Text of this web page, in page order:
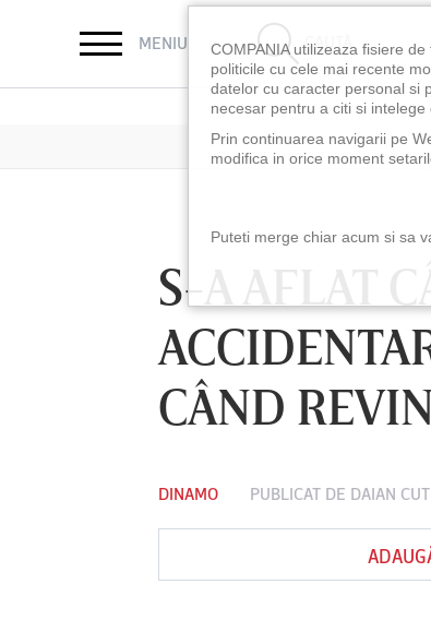
MENIU CAUTĂ
S-A AFLAT
CÂND
DINAMO PUBLICAT DE DAIAN
Vs
COMPANIA utilizeaza fisiere
politicile cu cele mai recente
datelor cu caracter personal si
necesar pentru a citi si intelege
Prin continuarea navigarii pe
modifica in orice moment
Puteti merge chiar acum si sa